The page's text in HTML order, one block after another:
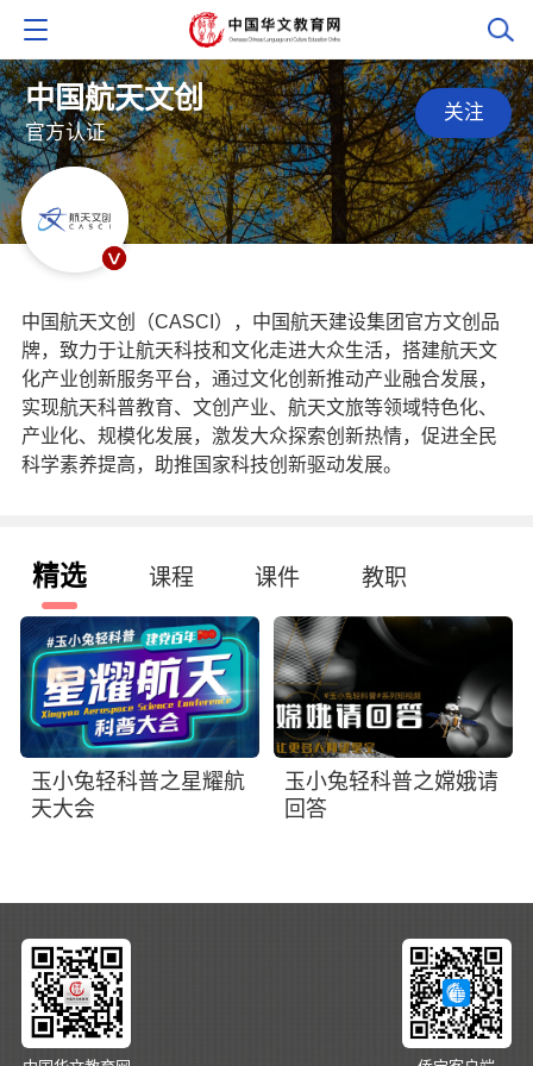
中国航天文创
官方认证
中国航天文创（CASCI），中国航天建设集团官方文创品
牌，致力于让航天科技和文化走进大众生活，搭建航天文
化产业创新服务平台，通过文化创新推动产业融合发展，
实现航天科普教育、文创产业、航天文旅等领域特色化、
产业化、规模化发展，激发大众探索创新热情，促进全民
科学素养提高，助推国家科技创新驱动发展。
关注
精选 课程 课件 教职
玉小兔轻科普之星耀航
天大会
玉小兔轻科普之嫦娥请
回答